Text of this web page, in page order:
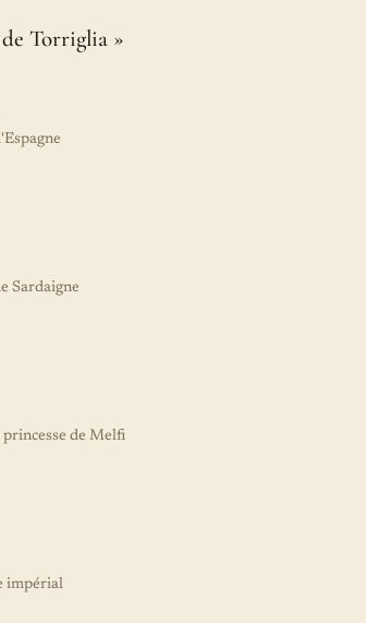
Torriglia »
Sardaigne
princesse de Melfi
impérial